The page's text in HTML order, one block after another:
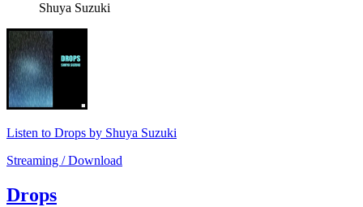
Shuya Suzuki
Listen to Drops by Shuya Suzuki
Streaming / Download
Drops